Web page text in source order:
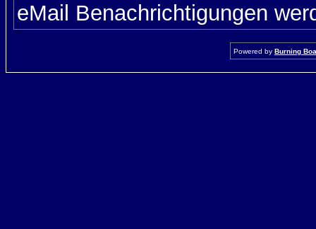
eMail Benachrichtigungen
Powered by Burning